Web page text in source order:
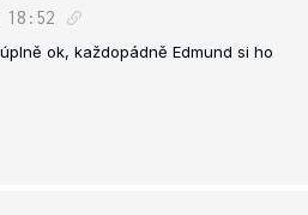
18:52
ok, každopádně Edmund si ho